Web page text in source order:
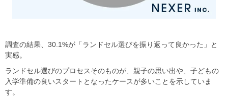
調査の結果、30.1%が「ランドセル選びを振り返って良かった」と
実感。
ランドセル選びのプロセスそのものが、親子の思い出や、子どもの
入学準備の良いスタートとなったケースが多いことを示していま
す。